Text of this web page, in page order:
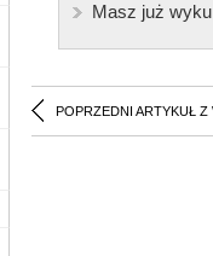
Masz już
POPRZEDNI ARTYKUŁ Z